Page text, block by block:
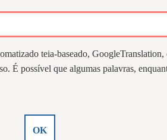
teia-baseado,
É possível que algumas palavras,
OK